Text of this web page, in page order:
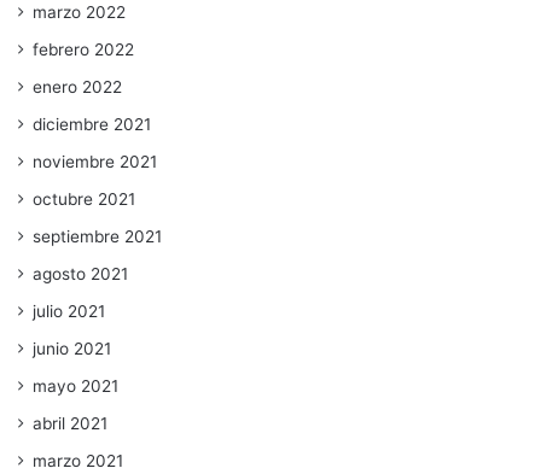
marzo 2022
febrero 2022
enero 2022
diciembre 2021
noviembre 2021
octubre 2021
septiembre 2021
agosto 2021
julio 2021
junio 2021
mayo 2021
abril 2021
marzo 2021